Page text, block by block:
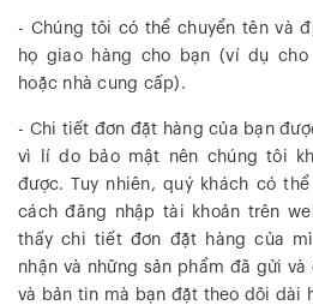
- Chúng tôi có thể chuyển tên và
họ giao hàng cho bạn (ví dụ cho
hoặc nhà cung cấp).
- Chi tiết đơn đặt hàng của bạn
vì lí do bảo mật nên chúng tôi
được. Tuy nhiên, quý khách có
cách đăng nhập tài khoản trên
thấy chi tiết đơn đặt hàng của
nhận và những sản phẩm đã gửi
và bản tin mà bạn đặt theo dõi dài